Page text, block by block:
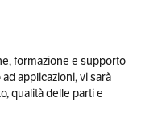
formazione e supporto
applicazioni, vi sarà
qualità delle parti e